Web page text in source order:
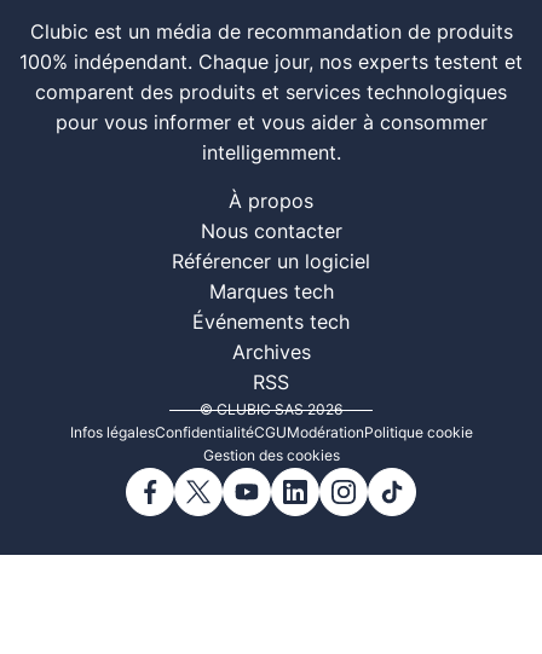
Clubic est un média de recommandation de produits
100% indépendant. Chaque jour, nos experts testent et
comparent des produits et services technologiques
pour vous informer et vous aider à consommer
intelligemment.
À propos
Nous contacter
Référencer un logiciel
Marques tech
Événements tech
Archives
RSS
© CLUBIC SAS 2026
Infos légalesConfidentialitéCGUModérationPolitique cookie
Gestion des cookies